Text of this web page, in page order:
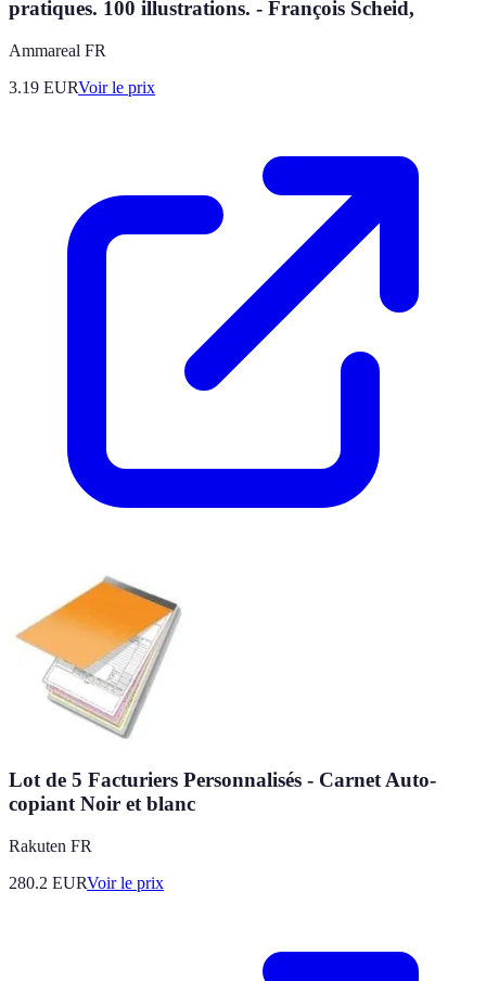
pratiques. 100 illustrations. - François Scheid,
Ammareal FR
3.19 EURVoir le prix
Lot de 5 Facturiers Personnalisés - Carnet Auto-
copiant Noir et blanc
Rakuten FR
280.2 EURVoir le prix